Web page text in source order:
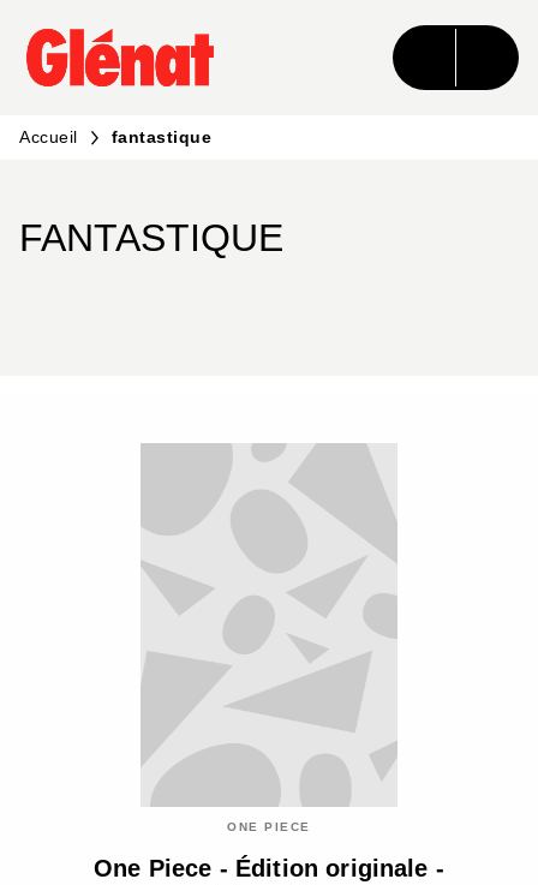
MENU RECHERCHE CONTENU
PIED DE PAGE
Accueil fantastique
FANTASTIQUE
ONE PIECE
One Piece - Édition originale -